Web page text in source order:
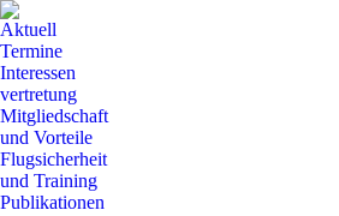
Aktuell
Termine
Interessen
vertretung
Mitgliedschaft
und Vorteile
Flugsicherheit
und Training
Publikationen